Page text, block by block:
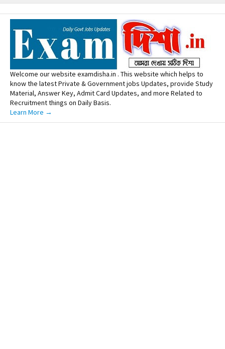
Welcome our website examdisha.in . This website which helps to
know the latest Private & Government jobs Updates, provide Study
Material, Answer Key, Admit Card Updates, and more Related to
Recruitment things on Daily Basis.
Learn More →